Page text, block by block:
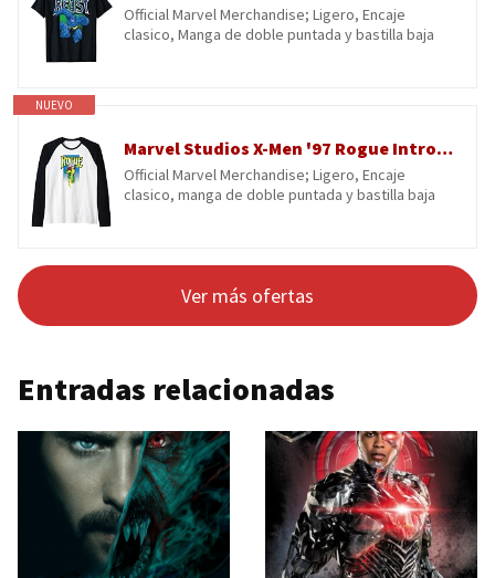
Official Marvel Merchandise; Ligero, Encaje
clasico, Manga de doble puntada y bastilla baja
NUEVO
Marvel Studios X-Men '97 Rogue Intro Pose & Logo Camiseta Manga Raglan
Official Marvel Merchandise; Ligero, Encaje
clasico, manga de doble puntada y bastilla baja
Ver más ofertas
Entradas relacionadas